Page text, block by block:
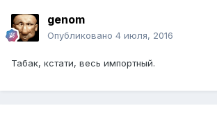
genom
Опубликовано 4 июля, 2016
Табак, кстати, весь импортный.